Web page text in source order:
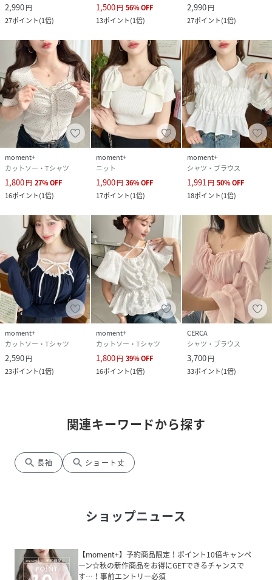
2,990円
27ポイント(1倍)
1,500円 56%OFF
13ポイント(1倍)
2,990円
27ポイント(1倍)
moment+
カットソー・Tシャツ
1,800円 27%OFF
16ポイント(1倍)
moment+
ニット
1,900円 36%OFF
17ポイント(1倍)
moment+
シャツ・ブラウス
1,991円 50%OFF
18ポイント(1倍)
moment+
カットソー・Tシャツ
2,590円
23ポイント(1倍)
moment+
カットソー・Tシャツ
1,800円 39%OFF
16ポイント(1倍)
CERCA
シャツ・ブラウス
3,700円
33ポイント(1倍)
関連キーワードから探す
search 長袖 search ショート丈
ショップニュース
【moment+】予約商品限定！ポイント10倍キャンペ
ーン☆秋の新作商品をお得にGETできるチャンスで
す…！事前エントリー必須